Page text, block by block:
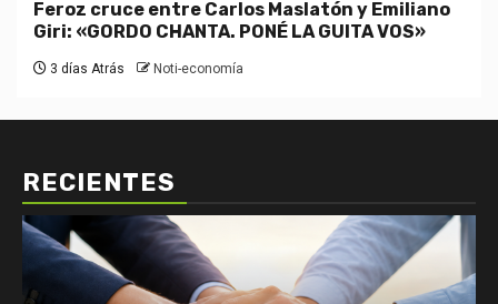
Feroz cruce entre Carlos Maslatón y Emiliano
Giri: «GORDO CHANTA. PONÉ LA GUITA VOS»
3 días Atrás Noti-economía
RECIENTES
Economía: Noticias
Emprendimiento y Negocios